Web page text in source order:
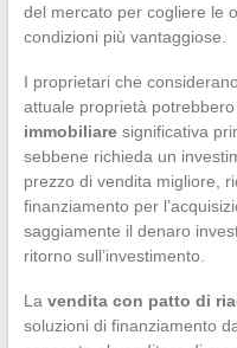
del mercato per cogliere le
condizioni più vantaggiose.
I proprietari che
attuale proprietà
immobiliaresignificativa
sebbene richieda un
prezzo di vendita migliore,
finanziamento per
saggiamente il denaro
ritorno sull’investimento.
La vendita con patto di
soluzioni di finanziamento